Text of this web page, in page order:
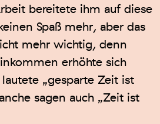
bereitete ihm auf diese
Spaß mehr, aber das
mehr wichtig, denn
erhöhte sich
„gesparte Zeit ist
sagen auch „Zeit ist